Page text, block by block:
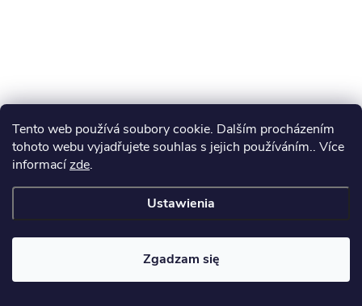
Tento web používá soubory cookie. Dalším procházením
tohoto webu vyjadřujete souhlas s jejich používáním.. Více
informacízde.
Ustawienia
Zgadzam się